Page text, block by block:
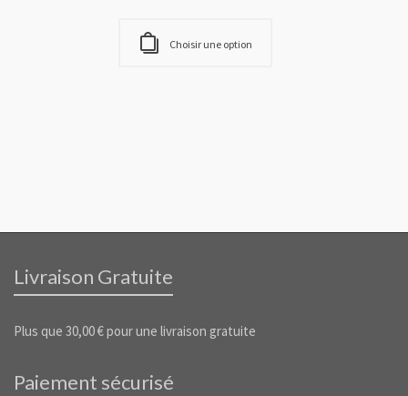
Choisir une option
Livraison Gratuite
Plus que 30,00€pour une livraison gratuite
Paiement sécurisé